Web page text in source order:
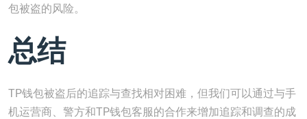
包被盗的风险。
总结
TP钱包被盗后的追踪与查找相对困难，但我们可以通过与手
机运营商、警方和TP钱包客服的合作来增加追踪和调查的成